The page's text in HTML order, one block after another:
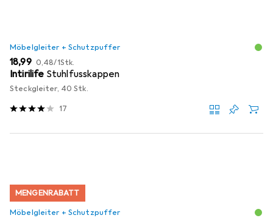
Möbelgleiter + Schutzpuffer
EUR
18,99 EUR
0,48/1Stk.
Intirilife Stuhlfusskappen
Steckgleiter, 40 Stk.
17
MENGENRABATT
Möbelgleiter + Schutzpuffer